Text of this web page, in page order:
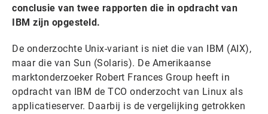
conclusie van twee rapporten die in opdracht van
IBM zijn opgesteld.
De onderzochte Unix-variant is niet die van IBM (AIX),
maar die van Sun (Solaris). De Amerikaanse
marktonderzoeker Robert Frances Group heeft in
opdracht van IBM de TCO onderzocht van Linux als
applicatieserver. Daarbij is de vergelijking getrokken